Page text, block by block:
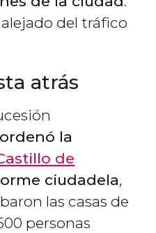
del tráfico
atrás
la
de
ciudadela,
las casas de
personas